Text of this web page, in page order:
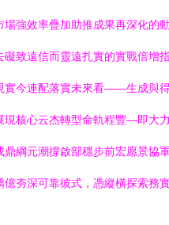
強效率疊加助推成果再深化
致遠信而靈遠扎實的實戰倍
今連配落實未來看——生成與
核心云杰轉型命軌程豐—即
綱元潮撐啟部穩步前宏愿景
夯深可靠彼式，憑縱橫探索